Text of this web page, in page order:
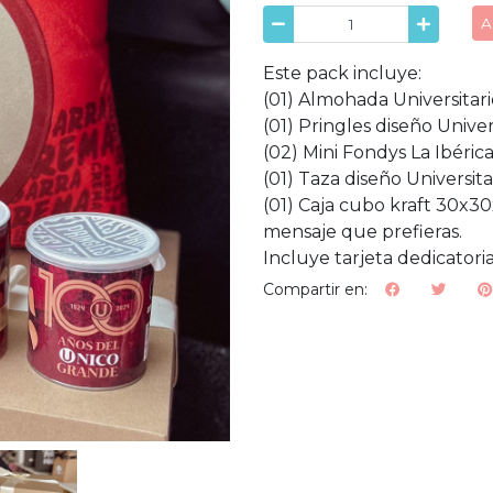
Este pack incluye:
(01) Almohada
(01) Pringles diseño
(02) Mini Fondys La
(01) Taza diseño
(01) Caja cubo kraft
mensaje que prefieras.
Incluye tarjeta
Compartir en: